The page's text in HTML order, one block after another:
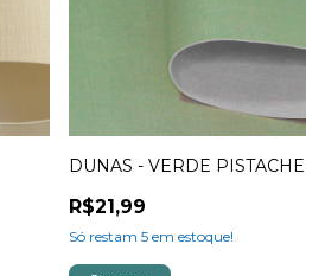
DUNAS - VERDE PISTACHE
R$21,99
Só restam 5 em estoque!